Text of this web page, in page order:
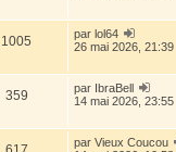
1005 par lol64
26 mai 2026, 21:39
359 par IbraBell
14 mai 2026, 23:55
par Vieux Coucou